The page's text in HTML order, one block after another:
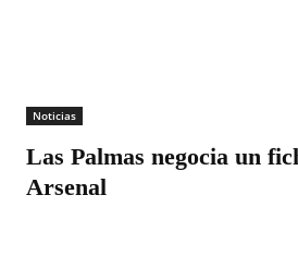
Noticias
Las Palmas negocia un
Arsenal